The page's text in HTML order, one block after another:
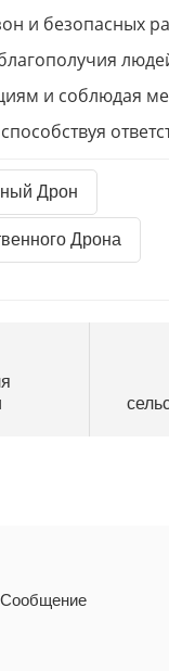
и безопасных
и соблюдая
Дрон
Дрона